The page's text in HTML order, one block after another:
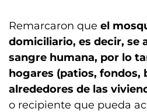
Remarcaron que el
domiciliario, es decir, se
sangre humana, por lo
hogares (patios, fondos,
alrededores de las
o recipiente que pueda